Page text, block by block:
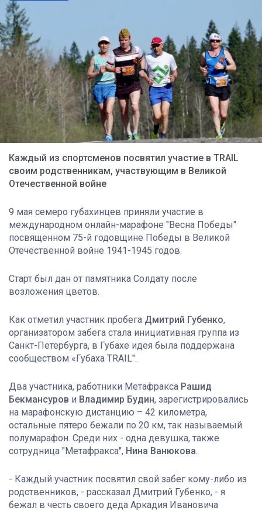
Каждый из спортсменов посвятил участие в TRAIL
своим родственникам, участвующим в Великой
Отечественной войне
9 мая семеро губахинцев приняли участие в
международном онлайн-марафоне "Весна Победы"
посвященном 75-й годовщине Победы в Великой
Отечественной войне 1941-1945 годов.
Старт был дан от памятника Солдату после
возложения цветов.
Как отметил участник пробега Дмитрий Губенко,
организатором забега стала инициативная группа из
Санкт-Петербурга, в Губахе идея была поддержана
сообществом «Губаха TRAIL".
Два участника, работники Метафракса Рашид
Бекмансуров и Владимир Будин, зарегистрировались
на марафонскую дистанцию – 42 километра,
остальные пятеро бежали по 20 км, так называемый
полумарафон. Среди них - одна девушка, также
сотрудница "Метафракса", Нина Ванюкова.
- Каждый участник посвятил свой забег кому-либо из
родственников, - рассказал Дмитрий Губенко, - я
бежал в честь своего деда Аркадия Ивановича